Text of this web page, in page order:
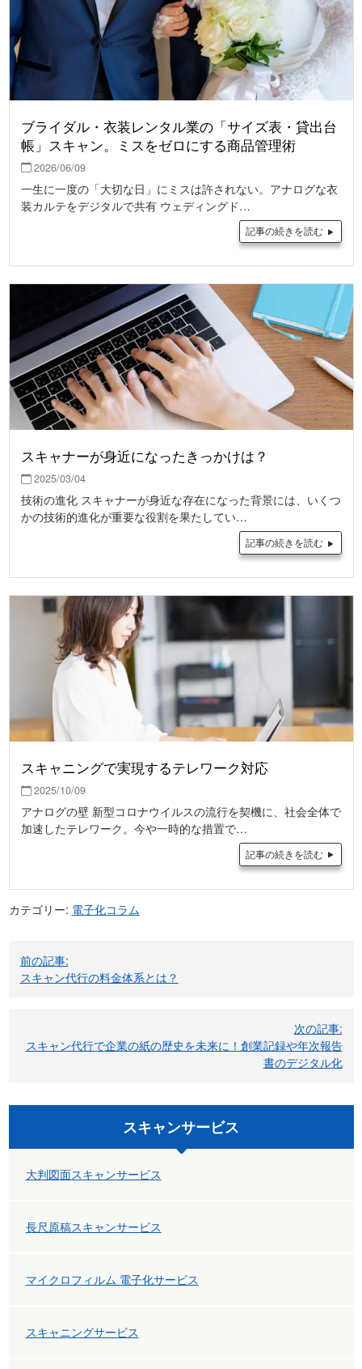
ブライダル・衣装レンタル業の「サイズ表・貸出台
帳」スキャン。ミスをゼロにする商品管理術
2026/06/09
一生に一度の「大切な日」にミスは許されない。アナログな衣
装カルテをデジタルで共有 ウェディングド…
記事の続きを読む
スキャナーが身近になったきっかけは？
2025/03/04
技術の進化 スキャナーが身近な存在になった背景には、いくつ
かの技術的進化が重要な役割を果たしてい…
記事の続きを読む
スキャニングで実現するテレワーク対応
2025/10/09
アナログの壁 新型コロナウイルスの流行を契機に、社会全体で
加速したテレワーク。今や一時的な措置で…
記事の続きを読む
カテゴリー: 電子化コラム
投
稿
ゲ
シ
ン
前の記事:
スキャン代行の料金体系とは？
次の記事:
スキャン代行で企業の紙の歴史を未来に！創業記録や年次報告
書のデジタル化
スキャンサービス
大判図面スキャンサービス
長尺原稿スキャンサービス
マイクロフィルム 電子化サービス
スキャニングサービス